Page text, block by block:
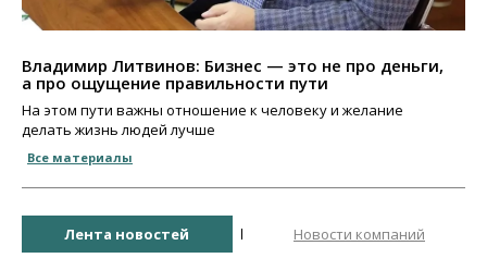
Владимир Литвинов: Бизнес — это не про деньги,
а про ощущение правильности пути
На этом пути важны отношение к человеку и желание
делать жизнь людей лучше
Все материалы
Лента новостей Новости компаний